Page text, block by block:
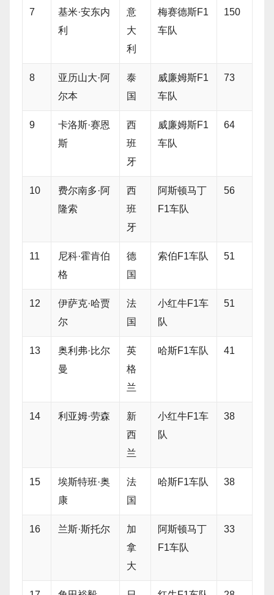
7
基米·安东内
利
意
大
利
梅赛德斯F1
车队
150
8
亚历山大·阿
尔本
泰
国
威廉姆斯F1
车队
73
9
卡洛斯·赛恩
斯
西
班
牙
威廉姆斯F1
车队
64
10
费尔南多·阿
隆索
西
班
牙
阿斯顿马丁
F1车队
56
11
尼科·霍肯伯
格
德
国
索伯F1车队 51
12
伊萨克·哈贾
尔
法
国
小红牛F1车
队
51
13
奥利弗·比尔
曼
英
格
兰
哈斯F1车队 41
14 利亚姆·劳森
新
西
兰
小红牛F1车
队
38
15
埃斯特班·奥
康
法
国
哈斯F1车队 38
16 兰斯·斯托尔
加
拿
大
阿斯顿马丁
F1车队
33